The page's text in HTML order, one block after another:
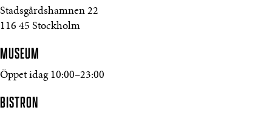
Stadsgårdshamnen 22
116 45 Stockholm
MUSEUM
Öppet idag 10:00–23:00
BISTRON